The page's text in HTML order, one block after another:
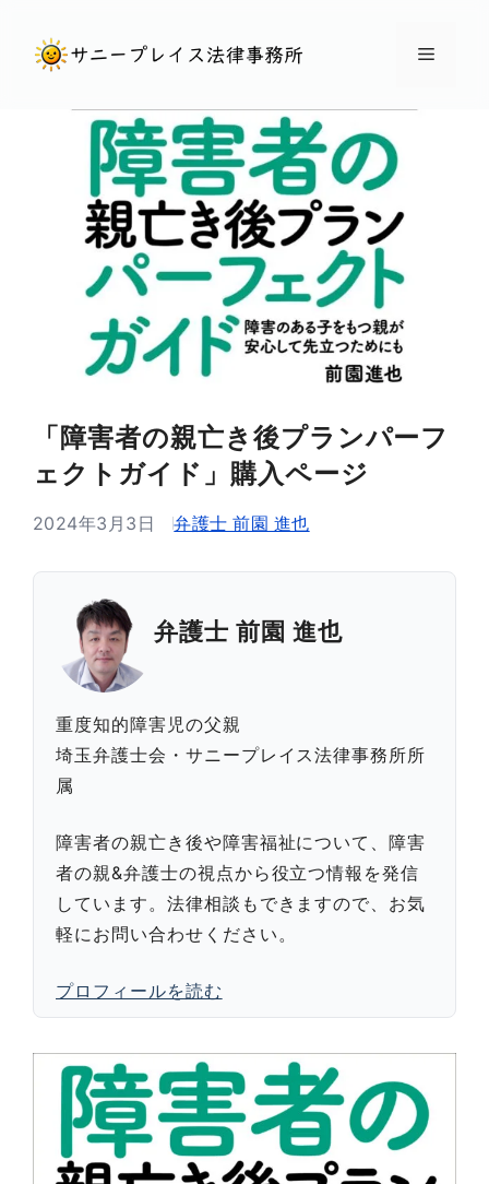
メ
「障害者の親亡き後プランパーフ
ェクトガイド」購入ページ
2024年3月3日 弁護士 前園 進也
弁護士 前園 進也
重度知的障害児の父親
埼玉弁護士会・サニープレイス法律事務所所
属
障害者の親亡き後や障害福祉について、障害
者の親&弁護士の視点から役立つ情報を発信
しています。法律相談もできますので、お気
軽にお問い合わせください。
プロフィールを読む